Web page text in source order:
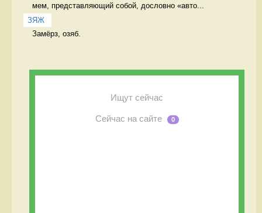
мем, представляющий собой, дословно «авто...
ЗЯЖ
Замёрз, озяб.
Ищут сейчас
Сейчас на сайте 0